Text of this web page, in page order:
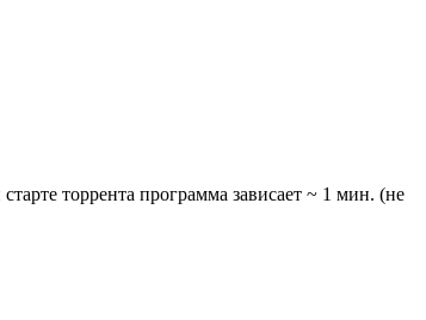
торрента программа зависает ~ 1 мин. (не